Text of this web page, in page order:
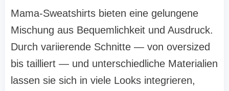
Mama-Sweatshirts bieten eine gelungene
Mischung aus Bequemlichkeit und Ausdruck.
Durch variierende Schnitte — von oversized
bis tailliert — und unterschiedliche Materialien
lassen sie sich in viele Looks integrieren,